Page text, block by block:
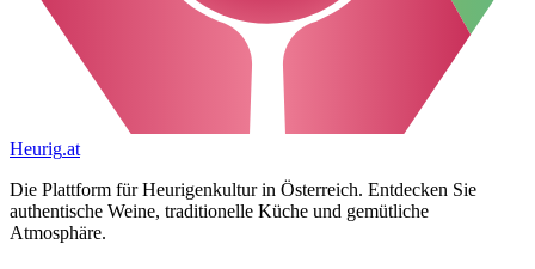
Heurig.at
Die Plattform für Heurigenkultur in Österreich. Entdecken Sie
authentische Weine, traditionelle Küche und gemütliche
Atmosphäre.